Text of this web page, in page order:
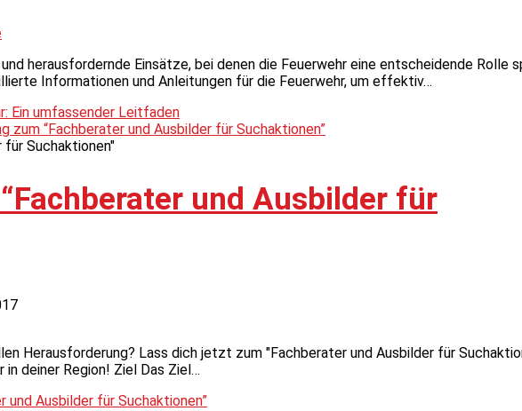
herausfordernde Einsätze, bei denen die Feuerwehr eine entscheidende Rolle
Informationen und Anleitungen für die Feuerwehr, um effektiv…
Ein umfassender Leitfaden
für Suchaktionen"
und Ausbilder für
Herausforderung? Lass dich jetzt zum "Fachberater und Ausbilder für
deiner Region! Ziel Das Ziel…
und Ausbilder für Suchaktionen”